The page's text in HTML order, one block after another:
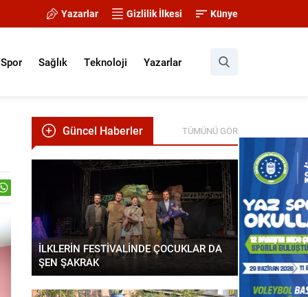
Yazarlar Gizlilik İlkesi Künye
Spor Sağlık Teknoloji Yazarlar
Güncel Haberler TÜMÜNÜ GÖR
İLKLERİN FESTİVALİNDE ÇOCUKLAR DA
ŞEN ŞAKRAK